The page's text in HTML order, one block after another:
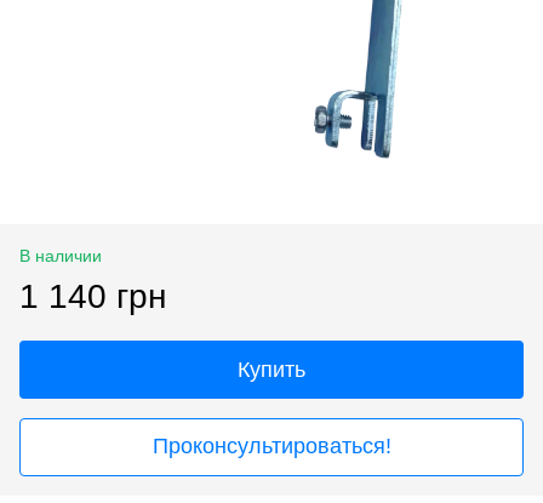
В наличии
1 140 грн
Купить
Проконсультироваться!